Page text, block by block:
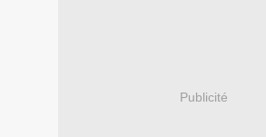
Publicité